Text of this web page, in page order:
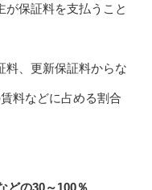
が保証料を支払うこと
料、更新保証料からな
料などに占める割合
どの30～100％